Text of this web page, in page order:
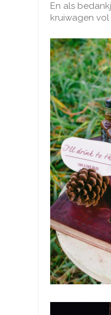
En als
kruiwagen vol